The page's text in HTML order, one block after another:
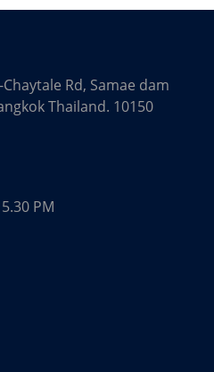
Rd, Samae dam
Thailand. 10150
PM